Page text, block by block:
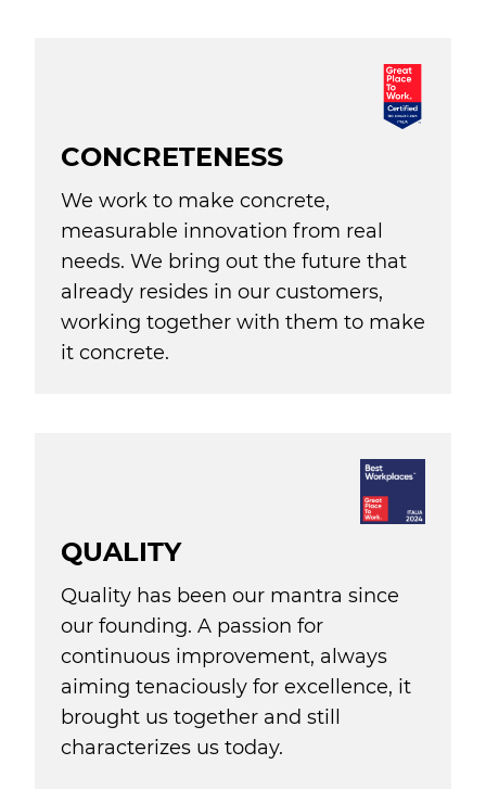
CONCRETENESS
We work to make concrete,
measurable innovation from real
needs. We bring out the future that
already resides in our customers,
working together with them to make
it concrete.
QUALITY
Quality has been our mantra since
our founding. A passion for
continuous improvement, always
aiming tenaciously for excellence, it
brought us together and still
characterizes us today.